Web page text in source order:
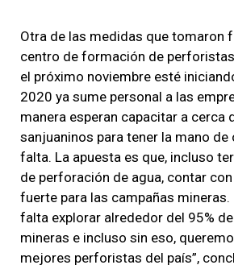
Otra de las medidas que tomaron
centro de formación de
el próximo noviembre esté
2020 ya sume personal a las
manera esperan capacitar a cerca
sanjuaninos para tener la mano de
falta. La apuesta es que, incluso
de perforación de agua, contar
fuerte para las campañas mineras.
falta explorar alrededor del 95%
mineras e incluso sin eso,
mejores perforistas del país”,